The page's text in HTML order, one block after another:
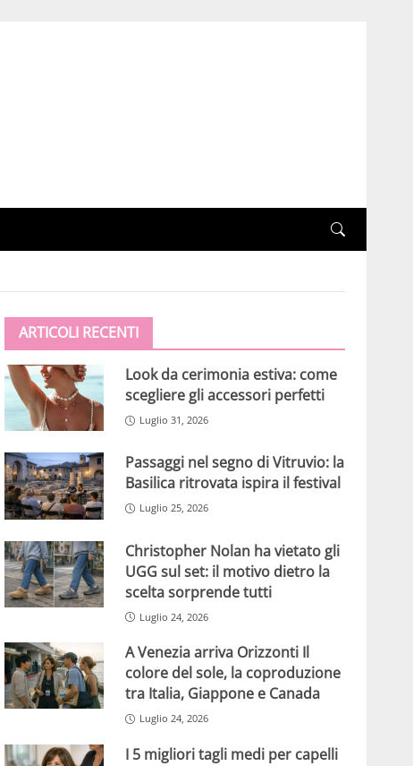
ARTICOLI RECENTI
Look da cerimonia estiva: come
scegliere gli accessori perfetti
Luglio 31, 2026
Passaggi nel segno di Vitruvio: la
Basilica ritrovata ispira il festival
Luglio 25, 2026
Christopher Nolan ha vietato gli
UGG sul set: il motivo dietro la
scelta sorprende tutti
Luglio 24, 2026
A Venezia arriva Orizzonti Il
colore del sole, la coproduzione
tra Italia, Giappone e Canada
Luglio 24, 2026
I 5 migliori tagli medi per capelli